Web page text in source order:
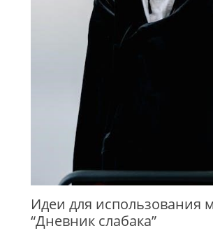
Идеи для использования
“Дневник слабака”